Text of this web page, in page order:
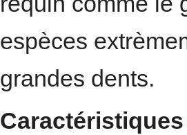
espèces
grandes dents.
Caractéristiques